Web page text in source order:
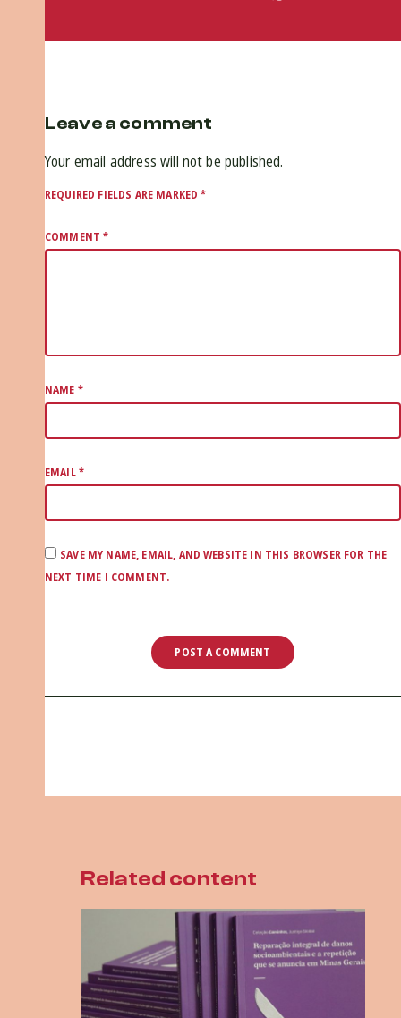
Leave a comment
Your email address will not be published.
REQUIRED FIELDS ARE MARKED*
COMMENT*
NAME *
EMAIL*
SAVE MY NAME, EMAIL, AND WEBSITE IN THIS BROWSER FOR THE
NEXT TIME I COMMENT.
Related content